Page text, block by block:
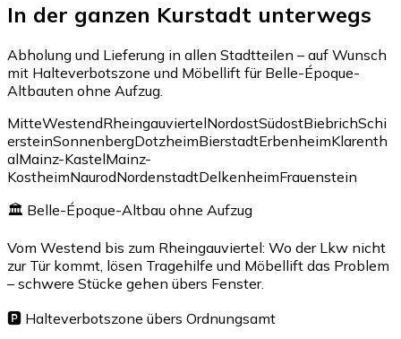
In der ganzen Kurstadt unterwegs
Abholung und Lieferung in allen Stadtteilen – auf Wunsch
mit Halteverbotszone und Möbellift für Belle-Époque-
Altbauten ohne Aufzug.
MitteWestendRheingauviertelNordostSüdostBiebrichSchi
ersteinSonnenbergDotzheimBierstadtErbenheimKlarenth
alMainz-KastelMainz-
KostheimNaurodNordenstadtDelkenheimFrauenstein
🏛 Belle-Époque-Altbau ohne Aufzug
Vom Westend bis zum Rheingauviertel: Wo der Lkw nicht
zur Tür kommt, lösen Tragehilfe und Möbellift das Problem
– schwere Stücke gehen übers Fenster.
🅿️ Halteverbotszone übers Ordnungsamt